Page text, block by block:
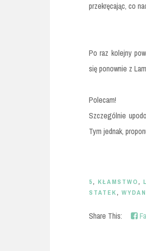
przekręcając, co
Po raz kolejny
się ponownie z
Polecam!
Szczególnie
Tym jednak,
5, KŁAMSTWO,
STATEK,
Share This: